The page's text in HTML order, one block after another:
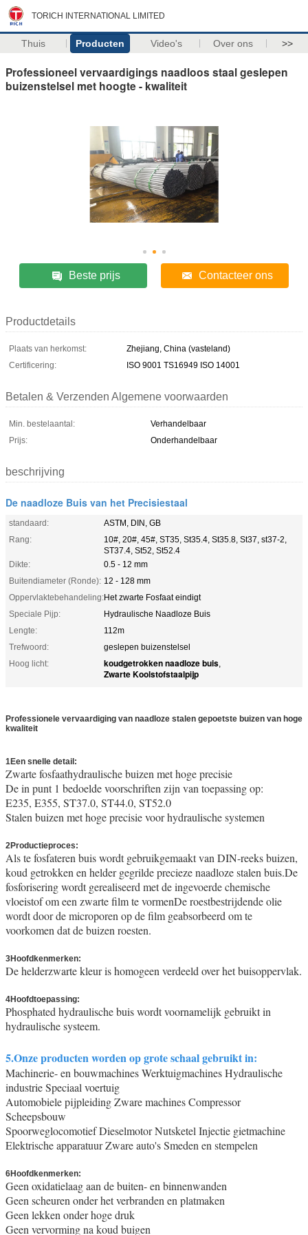
TORICH INTERNATIONAL LIMITED
Thuis Producten Video's Over ons >>
Professioneel vervaardigings naadloos staal geslepen
buizenstelsel met hoogte - kwaliteit
Beste prijs Contacteer ons
Productdetails
Plaats van herkomst:
Zhejiang, China (vasteland)
Certificering:
ISO 9001 TS16949 ISO 14001
Betalen & Verzenden Algemene voorwaarden
Min. bestelaantal:
Verhandelbaar
Prijs:
Onderhandelbaar
beschrijving
De naadloze Buis van het Precisiestaal
standaard:
ASTM, DIN, GB
Rang:
10#, 20#, 45#, ST35, St35.4, St35.8, St37, st37-2,
ST37.4, St52, St52.4
Dikte:
0.5 - 12 mm
Buitendiameter (Ronde): 12 - 128 mm
Oppervlaktebehandeling:Het zwarte Fosfaat eindigt
Speciale Pijp:
Hydraulische Naadloze Buis
Lengte:
112m
Trefwoord:
geslepen buizenstelsel
Hoog licht:
koudgetrokken naadloze buis,
Zwarte Koolstofstaalpijp
Professionele vervaardiging van naadloze stalen gepoetste buizen van hoge
kwaliteit
1Een snelle detail:
Zwarte fosfaathydraulische buizen met hoge precisie
De in punt 1 bedoelde voorschriften zijn van toepassing op:
E235, E355, ST37.0, ST44.0, ST52.0
Stalen buizen met hoge precisie voor hydraulische systemen
2Productieproces:
Als te fosfateren buis wordt gebruikgemaakt van DIN-reeks buizen,
koud getrokken en helder gegrilde precieze naadloze stalen buis.De
fosforisering wordt gerealiseerd met de ingevoerde chemische
vloeistof om een zwarte film te vormenDe roestbestrijdende olie
wordt door de microporen op de film geabsorbeerd om te
voorkomen dat de buizen roesten.
3Hoofdkenmerken:
De helderzwarte kleur is homogeen verdeeld over het buisoppervlak.
4Hoofdtoepassing:
Phosphated hydraulische buis wordt voornamelijk gebruikt in
hydraulische systeem.
5.Onze producten worden op grote schaal gebruikt in:
Machinerie- en bouwmachines Werktuigmachines Hydraulische
industrie Speciaal voertuig
Automobiele pijpleiding Zware machines Compressor
Scheepsbouw
Spoorweglocomotief Dieselmotor Nutsketel Injectie gietmachine
Elektrische apparatuur Zware auto's Smeden en stempelen
6Hoofdkenmerken:
Geen oxidatielaag aan de buiten- en binnenwanden
Geen scheuren onder het verbranden en platmaken
Geen lekken onder hoge druk
Geen vervorming na koud buigen